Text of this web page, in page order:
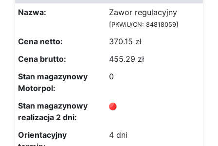
Zawor regulacyjny
[PKWiU/CN: 84818059]
370.15 zł
455.29 zł
0
4 dni